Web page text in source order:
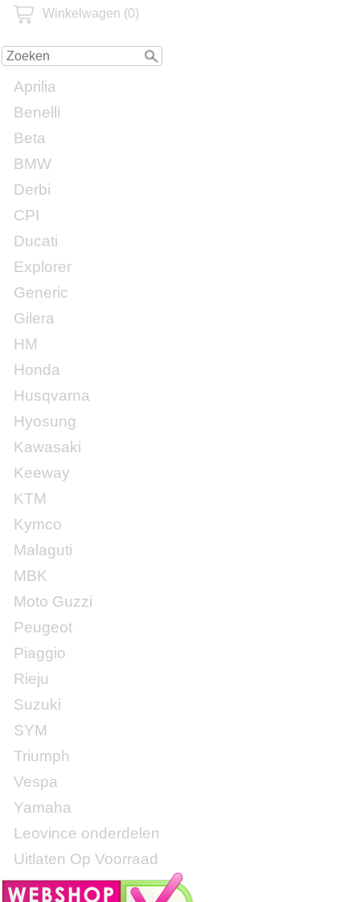
Winkelwagen (0)
Aprilia
Benelli
Beta
BMW
Derbi
CPI
Ducati
Explorer
Generic
Gilera
HM
Honda
Husqvarna
Hyosung
Kawasaki
Keeway
KTM
Kymco
Malaguti
MBK
Moto Guzzi
Peugeot
Piaggio
Rieju
Suzuki
SYM
Triumph
Vespa
Yamaha
Leovince onderdelen
Uitlaten Op Voorraad